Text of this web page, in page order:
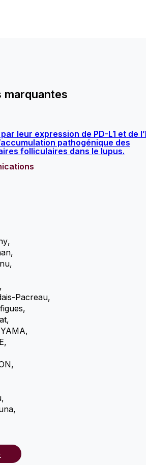
marquantes
leur expression de PD-L1 et de
pathogénique des
folliculaires dans le lupus.
,
,
,
,
Pacreau,
,
,
,
,
,
,
,